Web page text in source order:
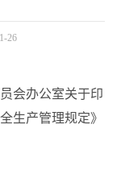
26
会办公室关于印
生产管理规定》